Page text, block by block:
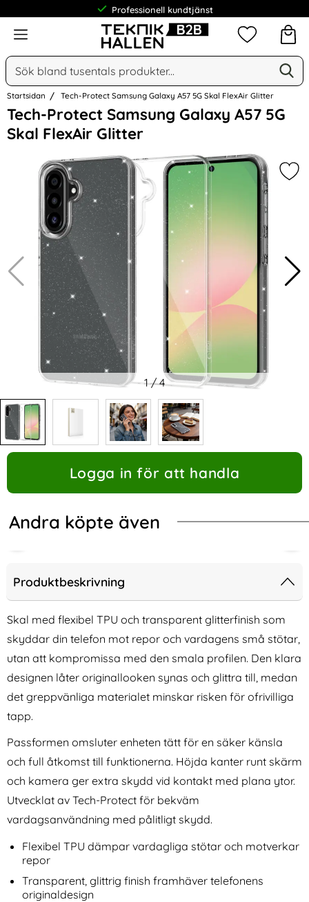
Professionell kundtjänst
Meny
Sök
Sök på Narse Group AB
Mina
Startsidan Tech-Protect Samsung Galaxy A57 5G Skal FlexAir Glitter
Tech-Protect Samsung Galaxy A57 5G
Skal FlexAir Glitter
Hoppa
över
Bilder
1/4
Logga in för att handla
Andra köpte även
TPU Transparent
Transparent TPU Skal
Art. nr 247142
rea pris
69 krtidigare pris
69 kr
Tillgänglighet:
I lager
Köp
Samsung Galaxy S26 Transparent TPU Skal
PACK Easy Slide Skärmskydd
Härdat Glas
Art. nr 246967
rea pris
136 krtidigare pris
136 kr
Tillgänglighet:
I lager
Köp
Ringke Galaxy S26 Plus 2-PACK
Produktbeskrivning
Skal med flexibel TPU och transparent glitterfinish som
skyddar din telefon mot repor och vardagens små stötar,
utan att kompromissa med den smala profilen. Den klara
designen låter originallooken synas och glittra till, medan
det greppvänliga materialet minskar risken för ofrivilliga
tapp.
Passformen omsluter enheten tätt för en säker känsla
och full åtkomst till funktionerna. Höjda kanter runt skärm
och kamera ger extra skydd vid kontakt med plana ytor.
Utvecklat av Tech-Protect för bekväm
vardagsanvändning med pålitligt skydd.
Flexibel TPU dämpar vardagliga stötar och motverkar
repor
Transparent, glittrig finish framhäver telefonens
originaldesign